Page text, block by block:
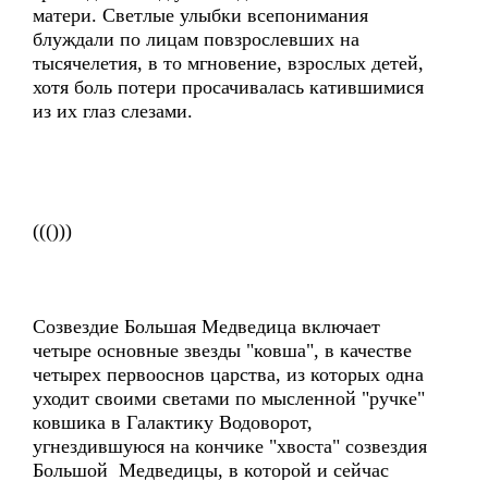
матери. Светлые улыбки всепонимания
блуждали по лицам повзрослевших на
тысячелетия, в то мгновение, взрослых детей,
хотя боль потери просачивалась катившимися
из их глаз слезами.
((()))
Созвездие Большая Медведица включает
четыре основные звезды "ковша", в качестве
четырех первооснов царства, из которых одна
уходит своими светами по мысленной "ручке"
ковшика в Галактику Водоворот,
угнездившуюся на кончике "хвоста" созвездия
Большой Медведицы, в которой и сейчас